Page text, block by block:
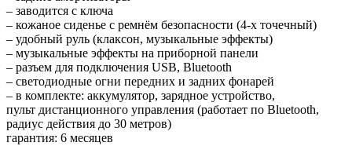
– заводится с ключа
– кожаное сиденье с ремнём безопасности (4-х точечный)
– удобный руль (клаксон, музыкальные эффекты)
– музыкальные эффекты на приборной панели
– разъем для подключения USB, Bluetooth
– светодиодные огни передних и задних фонарей
– в комплекте: аккумулятор, зарядное устройство,
пульт дистанционного управления (работает по Bluetooth,
радиус действия до 30 метров)
гарантия: 6 месяцев